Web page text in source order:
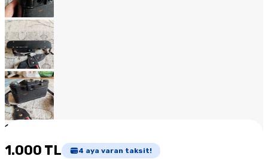
1
1.000 TL 4 aya varan taksit!